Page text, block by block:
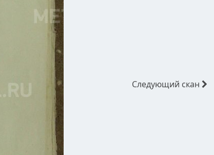
Следующий скан